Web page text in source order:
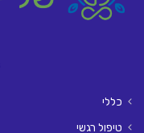
כללי
טיפול רגשי